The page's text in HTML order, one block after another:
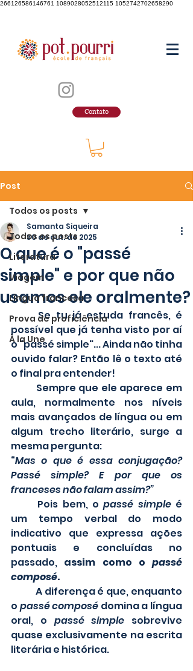
266126586146761 1089028052512115 1052742702658290
Contato
Post
Todos os posts
Literatura
Viagem
Língua francesa
Prova de proficiência
À la Une
Todos os posts
O que é o "passé
simple" e por que não
usamos ele oralmente?
Samanta Siqueira
30 de out. de 2025
	Se tu já estuda francês, é
possível que já tenha visto por aí
o "passé simple"... Ainda não tinha
ouvido falar? Então lê o texto até
o final pra entender!
aula, normalmente nos níveis
mais avançados de língua ou em
algum trecho literário, surge a
mesma pergunta:
“Mas o que é essa conjugação?
Passé simple? E por que os
franceses não falam assim?”
	Pois bem, o
passé simple é
um tempo verbal do modo
indicativo que expressa ações
pontuais e concluídas no
passado, assim como o passé
composé.
o passé composé domina a língua
oral, o passé simple sobrevive
quase exclusivamente na escrita
literária e histórica.